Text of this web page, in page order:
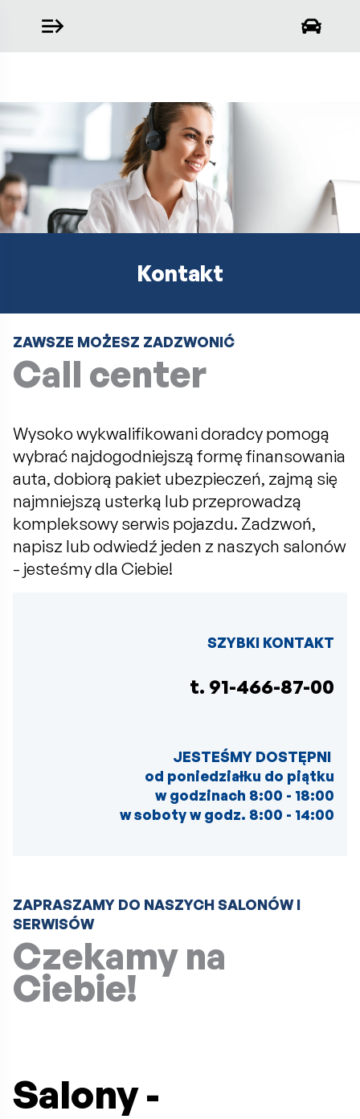
Kontakt
ZAWSZE MOŻESZ ZADZWONIĆ
Call center
Wysoko wykwalifikowani doradcy pomogą
wybrać najdogodniejszą formę finansowania
auta, dobiorą pakiet ubezpieczeń, zajmą się
najmniejszą usterką lub przeprowadzą
kompleksowy serwis pojazdu. Zadzwoń,
napisz lub odwiedź jeden z naszych salonów
- jesteśmy dla Ciebie!
SZYBKI KONTAKT
t. 91-466-87-00
JESTEŚMY DOSTĘPNI
od poniedziałku do piątku
w godzinach 8:00 - 18:00
w sobotyw godz. 8:00 - 14:00
ZAPRASZAMY DO NASZYCH SALONÓW I
SERWISÓW
Czekamy na
Ciebie!
Salony -